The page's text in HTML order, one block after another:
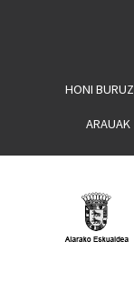
HONI BURUZ
ARAUAK